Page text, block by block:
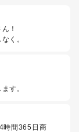
！
く。
す。
時間365日商